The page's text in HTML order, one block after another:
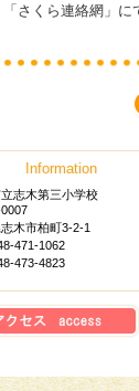
くら連絡網」に
Information
志木第三小学校
木市柏町3-2-1
471-1062
473-4823